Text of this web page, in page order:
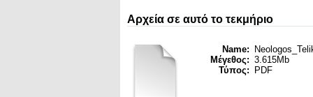
Αρχεία σε αυτό το τεκμήριο
Name:
Μέγεθος: 3.615Mb
Τύπος:
PDF